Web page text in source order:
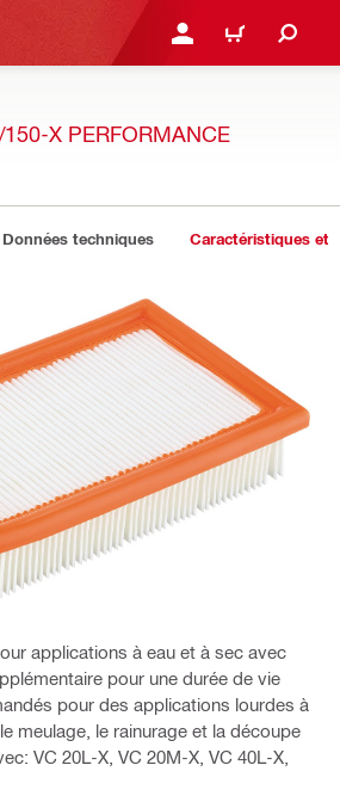
SE CONNECTER OU
PANIER
X PERFORMANCE
Données techniques Caractéristiques et
applications à eau et à sec avec
pour une durée de vie
pour des applications lourdes à
meulage, le rainurage et la découpe
VC 20L-X, VC 20M-X, VC 40L-X,